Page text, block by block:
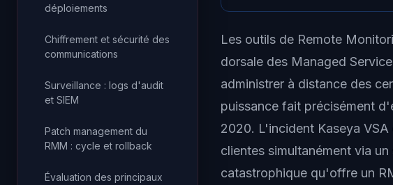
déploiements
Chiffrement et sécurité des
communications
Surveillance : logs d'audit
et SIEM
Patch management du
RMM : cycle et rollback
Évaluation des principaux
Les outils de Remote
dorsale des Managed
administrer à distance des
puissance fait précisément
2020. L'incident Kaseya
clientes simultanément via
catastrophique qu'offre un